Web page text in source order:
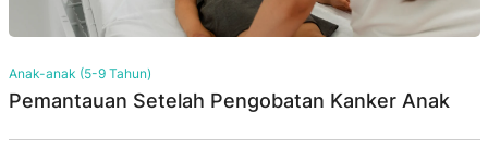
Anak-anak (5-9 Tahun)
Pemantauan Setelah Pengobatan Kanker Anak